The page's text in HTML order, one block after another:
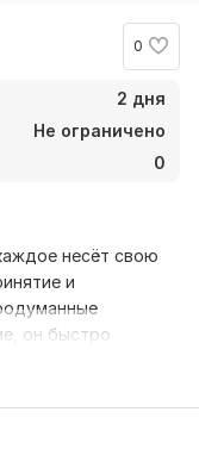
0
2 дня
Не ограничено
0
несёт свою
и
он быстро